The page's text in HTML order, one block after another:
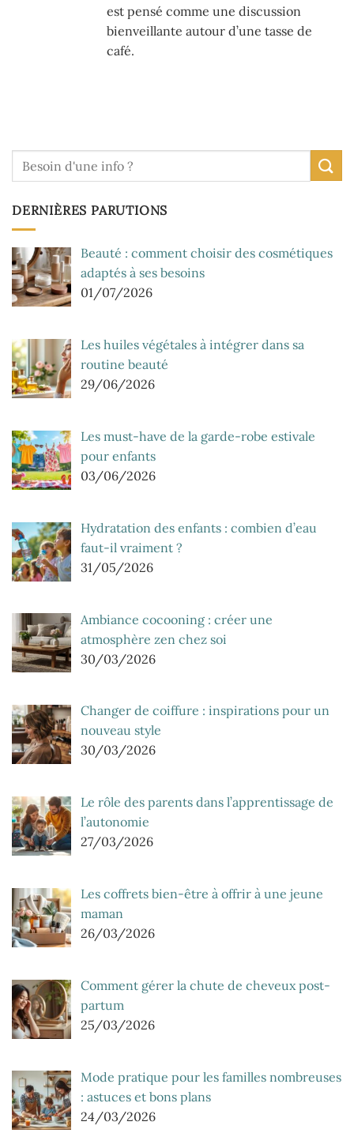
est pensé comme une discussion
bienveillante autour d’une tasse de
café.
DERNIÈRES PARUTIONS
Beauté : comment choisir des cosmétiques
adaptés à ses besoins
01/07/2026
Les huiles végétales à intégrer dans sa
routine beauté
29/06/2026
Les must-have de la garde-robe estivale
pour enfants
03/06/2026
Hydratation des enfants : combien d’eau
faut-il vraiment ?
31/05/2026
Ambiance cocooning : créer une
atmosphère zen chez soi
30/03/2026
Changer de coiffure : inspirations pour un
nouveau style
30/03/2026
Le rôle des parents dans l’apprentissage de
l’autonomie
27/03/2026
Les coffrets bien-être à offrir à une jeune
maman
26/03/2026
Comment gérer la chute de cheveux post-
partum
25/03/2026
Mode pratique pour les familles nombreuses
: astuces et bons plans
24/03/2026